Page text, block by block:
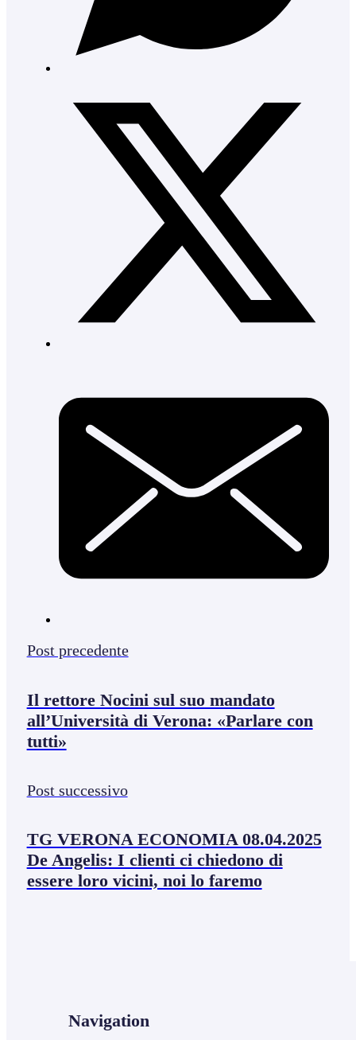
Post precedente
Il rettore Nocini sul suo mandato
all’Università di Verona: «Parlare con
tutti»
Post successivo
TG VERONA ECONOMIA 08.04.2025
De Angelis: I clienti ci chiedono di
essere loro vicini, noi lo faremo
Navigation